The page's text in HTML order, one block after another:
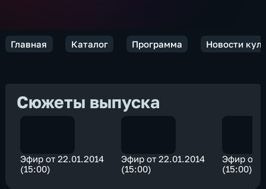
Главная Каталог Программа Новости
Сюжеты выпуска
Эфир от 22.01.2014
(15:00)
Эфир от 22.01.2014
(15:00)
Эфир от
(15:00)